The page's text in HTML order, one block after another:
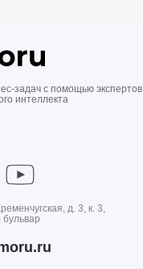
иSkypro
задач с помощью экспертов
интеллекта
д. 3, к. 3,